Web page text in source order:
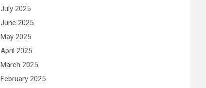
July 2025
June 2025
May 2025
April 2025
March 2025
February 2025